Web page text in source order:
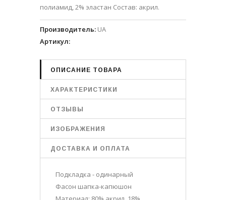
полиамид, 2% эластан Состав: акрил.
Производитель: UA
Артикул:
ОПИСАНИЕ ТОВАРА
ХАРАКТЕРИСТИКИ
ОТЗЫВЫ
ИЗОБРАЖЕНИЯ
ДОСТАВКА И ОПЛАТА
Подкладка - одинарный
Фасон шапка-капюшон